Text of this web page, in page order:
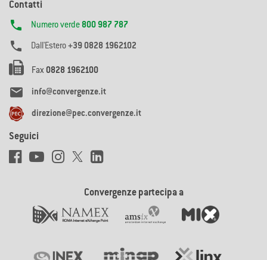
Contatti
 Numero verde 800 987 787
 Dall'Estero +39 0828 1962102
Fax 0828 1962100
 info@convergenze.it
direzione@pec.convergenze.it
Seguici
Convergenze partecipa a